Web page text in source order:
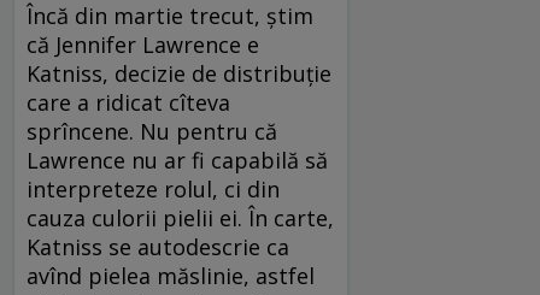
Încă din martie trecut, ştim
că Jennifer Lawrence e
Katniss, decizie de distribuţie
care a ridicat cîteva
sprîncene. Nu pentru că
Lawrence nu ar fi capabilă să
interpreteze rolul, ci din
cauza culorii pielii ei. În carte,
Katniss se autodescrie ca
avînd pielea măslinie, astfel